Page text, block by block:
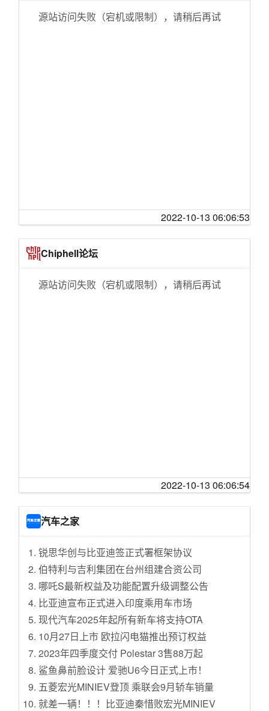
[煮酒论史]历史的变迁——从唐朝开始说起
[红袖天涯]聊聊韩国电影之三 韩战片
[三亚]终于成都还是不能免俗，初步全市静态三
[三亚]未成年人参与疫情防控，充当志愿者，合
理吗？
[生活那点事]职场妈妈的艰辛谁能懂
[生活那点事]广西五线小城，38岁男选择躺平，
整理回忆和记录生活
[生活那点事]三线城市社会底层家庭，侄子侄女
结婚随礼两万是不是太多了？
杯。
[家有学童]初三女儿成绩倒数愁煞老父
[生活那点事]志之所趋，无远弗届---记录下老程
序员的业余开发
[国际观察]中国自主品牌站上山腰，日本为什么
会急？
[婆媳关系]大家每年给父母多少钱
[旅游休闲]我们一起游贵州-跟团+自驾游西江苗
寨、荔波小七孔、贵阳、镇远古镇等
[汽车时代]日系越来越嚣张了
洱海，变清了
阳澄湖大闸蟹错过今年“中秋档”市场
一架苏-25强击机坠毁 俄国防部证实两名飞行员
死亡
钟
埃塞：非盟委员会副主席称赞中非合作
新型诈骗！“杀猪盘”编造的甜言蜜语
第四届中阿旅行商大会：搭建交流平台 拓展旅
游空间
者”
黑龙江自由贸易试验区：打造辐射欧亚国家物
流枢纽
杭州设立全国首个“工匠日”
黄渤海开渔 第一网收获丰厚
习近平向第四届中国－阿拉伯国家博览会致贺
信
云南巧家县发生滑坡自然灾害致9人失联
拉加德：欧央行应长期保持宽松政策
欧盟：英“无协议脱欧”可能性极大
亚洲多地放松疫情管控开放边境
源站访问失败（宕机或限制），请稍后再试
2022-10-13 06:06:53
Chiphell论坛
源站访问失败（宕机或限制），请稍后再试
2022-10-13 06:06:54
汽车之家
锐思华创与比亚迪签正式署框架协议
伯特利与吉利集团在台州组建合资公司
哪吒S最新权益及功能配置升级调整公告
比亚迪宣布正式进入印度乘用车市场
现代汽车2025年起所有新车将支持OTA
10月27日上市 欧拉闪电猫推出预订权益
2023年四季度交付 Polestar 3售88万起
鲨鱼鼻前脸设计 爱驰U6今日正式上市！
五菱宏光MINIEV登顶 乘联会9月轿车销量
就差一辆！！！比亚迪秦惜败宏光MINIEV